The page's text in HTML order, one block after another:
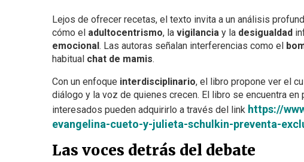
Lejos de ofrecer recetas, el texto invita a un análisis
cómo el adultocentrismo, la vigilancia y la desigualdad
emocional. Las autoras señalan interferencias como el
habitual chat de mamis.
Con un enfoque interdisciplinario, el libro propone ver el
diálogo y la voz de quienes crecen. El libro se encuentra
interesados pueden adquirirlo a través del link https://
evangelina-cueto-y-julieta-schulkin-preventa-
Las voces detrás del debate